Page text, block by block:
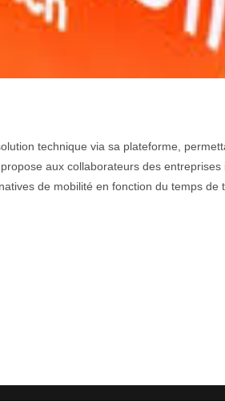
technique via sa plateforme,
aux collaborateurs des
de mobilité en fonction du temps de